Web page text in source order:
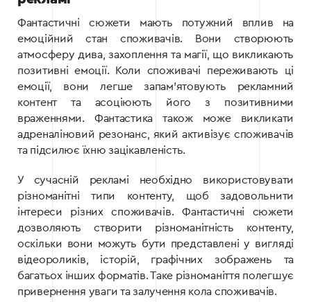
Фантастичні сюжети мають потужний вплив на
емоційний стан споживачів. Вони створюють
атмосферу дива, захоплення та магії, що викликають
позитивні емоції. Коли споживачі переживають ці
емоції, вони легше запам’ятовують рекламний
контент та асоціюють його з позитивними
враженнями. Фантастика також може викликати
адреналіновий резонанс, який активізує споживачів
та підсилює їхню зацікавленість.
У сучасній рекламі необхідно використовувати
різноманітні типи контенту, щоб задовольнити
інтереси різних споживачів. Фантастичні сюжети
дозволяють створити різноманітність контенту,
оскільки вони можуть бути представлені у вигляді
відеороликів, історій, графічних зображень та
багатьох інших форматів. Таке різноманіття полегшує
привернення уваги та залучення кола споживачів.